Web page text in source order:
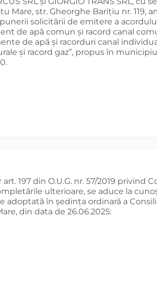
Mare, str. Gheorghe Barițiu nr. 119,
solicitării de emitere a
de apă comun și racord canal
de apă și racorduri canal
și racord gaz”, propus în
197 din O.U.G. nr. 57/2019 privind
ulterioare, se aduce la
adoptată în şedinţa ordinară a
din data de 26.06.2025: